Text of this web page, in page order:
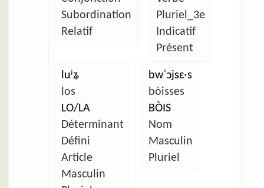
Subordination
Relatif
Pluriel_3e
Indicatif
Présent
luʲʑ
los
LO/LA
Déterminant
Défini
Article
Masculin
bwˈɔjsɛˑs
bòisses
BÒIS
Nom
Masculin
Pluriel